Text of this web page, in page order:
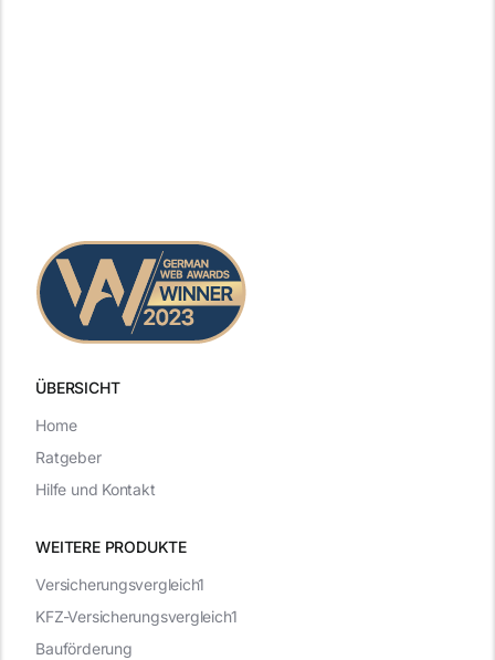
ÜBERSICHT
WEITERE PRODUKTE
Versicherungsvergleich1
KFZ-Versicherungsvergleich1
Bauförderung
Home
Ratgeber
Hilfe und Kontakt